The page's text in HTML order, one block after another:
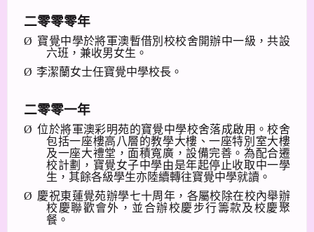
二零零零年
Ø 寶覺中學於將軍澳暫借別校校舍開辦中一級，共設
六班，兼收男女生。
Ø 李潔蘭女士任寶覺中學校長。
二零零一年
Ø 位於將軍澳彩明苑的寶覺中學校舍落成啟用。校舍
包括一座樓高八層的教學大樓、一座特別室大樓
及一座大禮堂，面積寬廣，設備完善。為配合遷
校計劃，寶覺女子中學由是年起停止收取中一學
生，其餘各級學生亦陸續轉往寶覺中學就讀。
Ø 慶祝東蓮覺苑辦學七十周年，各屬校除在校內舉辦
校慶聯歡會外，並合辦校慶步行籌款及校慶聚
餐。